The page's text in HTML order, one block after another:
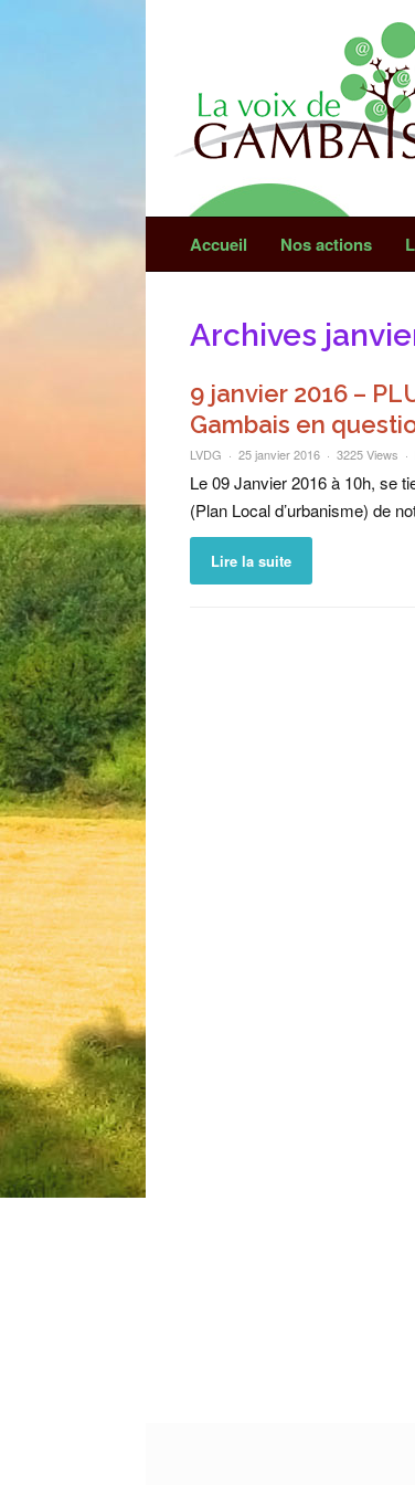
Accueil Nos actions
Archives
9 janvier 2016 –
Gambais en
LVDG 25 janvier 2016 3225 Views
Le 09 Janvier 2016 à 10h, se
(Plan Local d’urbanisme) de
Lire la suite